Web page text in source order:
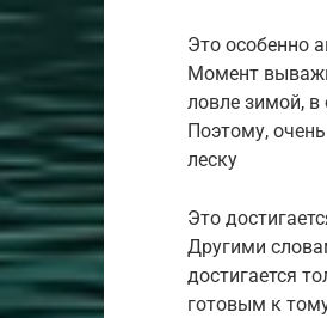
Это особенно
Момент
ловле зимой, в
Поэтому,
леску
Это
Другими
достигается
готовым к